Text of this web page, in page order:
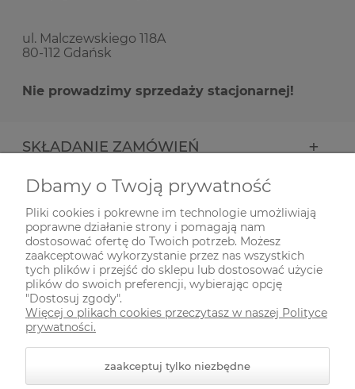
ul. Malczewskiego 118A
80-112 Gdańsk
Nie prowadzimy sprzedaży stacjonarnej!
SKŁADANIE ZAMÓWIEŃ
INFORMACJE
ODWIEDŹ NAS NA
Dbamy o Twoją prywatność
Pliki cookies i pokrewne im technologie umożliwiają
poprawne działanie strony i pomagają nam
dostosować ofertę do Twoich potrzeb. Możesz
zaakceptować wykorzystanie przez nas wszystkich
tych plików i przejść do sklepu lub dostosować użycie
plików do swoich preferencji, wybierając opcję
"Dostosuj zgody".
Więcej o plikach cookies przeczytasz w naszej Polityce
prywatności.
zaakceptuj tylko niezbędne